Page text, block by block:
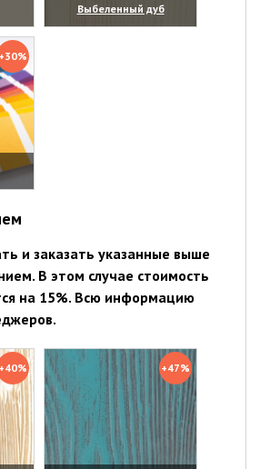
Выбеленный дуб
(увеличить)
+30%
и заказать указанные выше
В этом случае стоимость
на 15%. Всю информацию
+40% +47%